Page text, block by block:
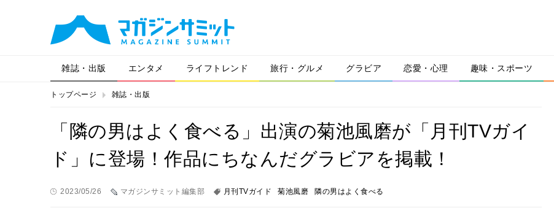
雑誌・出版 エンタメ ライフトレンド 旅行・グルメ グラビア 恋愛・心理 趣味・スポーツ
トップページ 雑誌・出版
「隣の男はよく食べる」出演の菊池風磨が「月刊TVガイ
ド」に登場！作品にちなんだグラビアを掲載！
2023/05/26 マガジンサミット編集部 月刊TVガイド 菊池風磨 隣の男はよく食べる